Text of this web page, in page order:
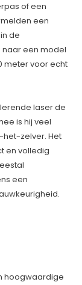
of een
een
de
naar een model
meter voor echt
laser de
is hij veel
zelver. Het
en volledig
een
hoogwaardige